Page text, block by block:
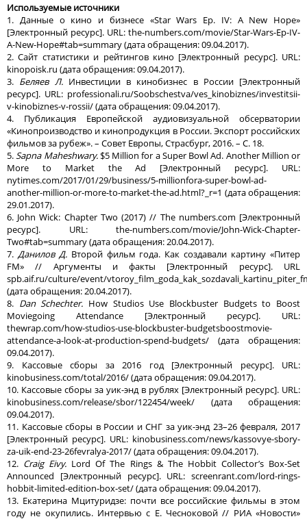
Используемые источники
1. Данные о кино и бизнесе «Star Wars Ep. IV: A New Hope»
[Электронный ресурс]. URL: the-numbers.com/movie/Star-Wars-Ep-IV-
A-New-Hope#tab=summary (дата обращения: 09.04.2017).
2. Сайт статистики и рейтингов кино [Электронный ресурс]. URL:
kinopoisk.ru (дата обращения: 09.04.2017).
3. Беляев Л. Инвестиции в кинобизнес в России [Электронный
ресурс]. URL: professionali.ru/Soobschestva/ves_kinobiznes/investitsii-
v-kinobiznes-v-rossii/ (дата обращения: 09.04.2017).
4. Публикация Европейской аудиовизуальной обсерватории
«Кинопроизводство и кинопродукция в России. Экспорт российских
фильмов за рубеж». – Совет Европы, Страсбург, 2016. – С. 18.
5. Sapna Maheshwary. $5 Million for a Super Bowl Ad. Another Million or
More to Market the Ad [Электронный ресурс]. URL:
nytimes.com/2017/01/29/business/5-millionfora-super-bowl-ad-
another-million-or-more-to-market-the-ad.html?_r=1 (дата обращения:
29.01.2017).
6. John Wick: Chapter Two (2017) // The numbers.com [Электронный
ресурс]. URL: the-numbers.com/movie/John-Wick-Chapter-
Two#tab=summary (дата обращения: 20.04.2017).
7. Данилов Д. Второй фильм года. Как создавали картину «Питер
FM» // Аргументы и факты [Электронный ресурс]. URL
spb.aif.ru/culture/event/
(дата обращения: 20.04.2017).
8. Dan Schechter. How Studios Use Blockbuster Budgets to Boost
Moviegoing Attendance [Электронный ресурс]. URL:
thewrap.com/how-studios-use-blockbuster-budgetsboostmovie-
attendance-a-look-at-production-spend-budgets/ (дата обращения:
09.04.2017).
9. Кассовые сборы за 2016 год [Электронный ресурс]. URL:
kinobusiness.com/total/2016/ (дата обращения: 09.04.2017).
10. Кассовые сборы за уик-энд в рублях [Электронный ресурс]. URL:
kinobusiness.com/release/sbor/122454/week/ (дата обращения:
09.04.2017).
11. Кассовые сборы в России и СНГ за уик-энд 23–26 февраля, 2017
[Электронный ресурс]. URL: kinobusiness.com/news/kassovye-sbory-
za-uik-end-23-26fevralya-2017/ (дата обращения: 09.04.2017).
12. Craig Eivy. Lord Of The Rings & The Hobbit Collector’s Box-Set
Announced [Электронный ресурс]. URL: screenrant.com/lord-rings-
hobbit-limited-edition-box-set/ (дата обращения: 09.04.2017).
13. Екатерина Мцитуридзе: почти все российские фильмы в этом
году не окупились. Интервью с Е. Чесноковой // РИА «Новости»